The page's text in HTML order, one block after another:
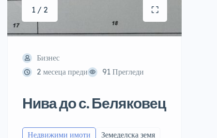
1 / 2
Бизнес
2 месеца преди
91 Прегледи
Нива до с. Беляковец
Недвижими имоти Земеделска земя